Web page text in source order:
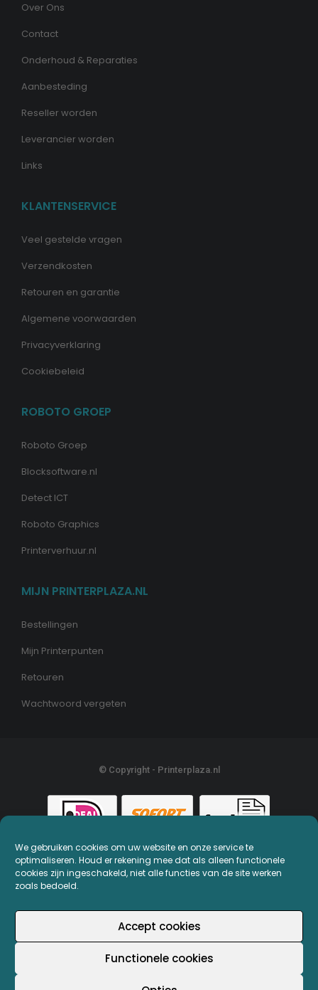
We gebruiken cookies om uw website en onze service te
optimaliseren. Houd er rekening mee dat als alleen functionele
cookies zijn ingeschakeld, niet alle functies van de site werken
zoals bedoeld.
Accept cookies
Functionele cookies
Over Ons
Contact
Onderhoud & Reparaties
Aanbesteding
Reseller worden
Leverancier worden
Links
KLANTENSERVICE
Veel gestelde vragen
Verzendkosten
Retouren en garantie
Algemene voorwaarden
Privacyverklaring
Cookiebeleid
ROBOTO GROEP
Roboto Groep
Blocksoftware.nl
Detect ICT
Roboto Graphics
Printerverhuur.nl
MIJN PRINTERPLAZA.NL
Bestellingen
Mijn Printerpunten
Retouren
Wachtwoord vergeten
© Copyright - Printerplaza.nl